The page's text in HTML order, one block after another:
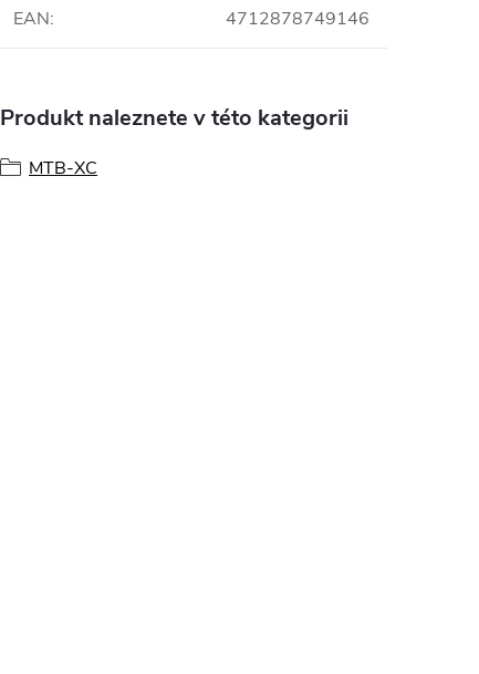
EAN: 4712878749146
Produkt naleznete v této kategorii
MTB-XC